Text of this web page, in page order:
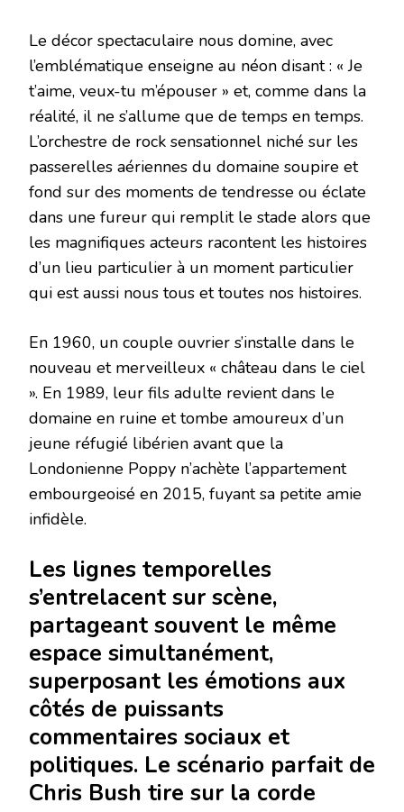
Le décor spectaculaire nous domine, avec
l’emblématique enseigne au néon disant : « Je
t’aime, veux-tu m’épouser » et, comme dans la
réalité, il ne s’allume que de temps en temps.
L’orchestre de rock sensationnel niché sur les
passerelles aériennes du domaine soupire et
fond sur des moments de tendresse ou éclate
dans une fureur qui remplit le stade alors que
les magnifiques acteurs racontent les histoires
d’un lieu particulier à un moment particulier
qui est aussi nous tous et toutes nos histoires.
En 1960, un couple ouvrier s’installe dans le
nouveau et merveilleux « château dans le ciel
». En 1989, leur fils adulte revient dans le
domaine en ruine et tombe amoureux d’un
jeune réfugié libérien avant que la
Londonienne Poppy n’achète l’appartement
embourgeoisé en 2015, fuyant sa petite amie
infidèle.
Les lignes temporelles
s’entrelacent sur scène,
partageant souvent le même
espace simultanément,
superposant les émotions aux
côtés de puissants
commentaires sociaux et
politiques. Le scénario parfait de
Chris Bush tire sur la corde